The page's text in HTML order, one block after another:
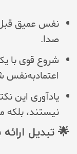
نفس عمیق
صدا.
شروع قوی با
اعتمادبه‌نفس
یادآوری این
نیستند، بلکه
🌟 تبدیل